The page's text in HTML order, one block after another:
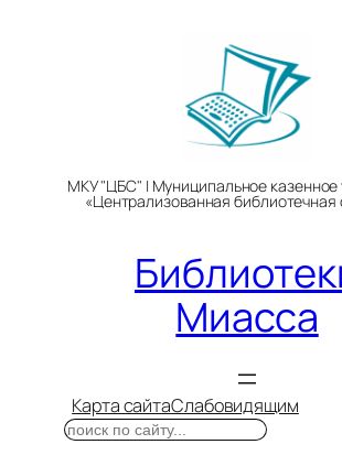
МКУ "ЦБС" | Муниципальное казенное
«Централизованная библиотечная
Миасса
Карта сайтаСлабовидящим
Поиск